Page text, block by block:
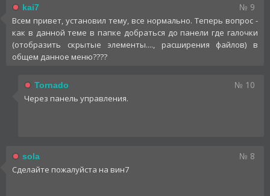
kai7 № 9
Всем привет, установил тему, все нормально. Теперь вопрос -
как в данной теме в папке добраться до панели где галочки
(отобразить скрытые элементы...., расширения файлов) в
общем данное меню????
Tornado № 10
Через панель управления.
sola № 8
Сделайте пожалуйста на вин7